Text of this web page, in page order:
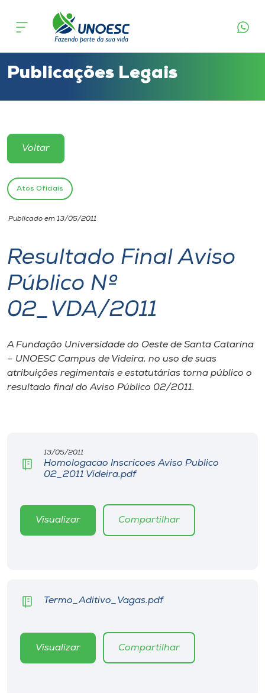
Cursos
Atendimento ao Estudante
Portal de Ensino
Unoesc
Internacionalização
I.nova
Cultura
Editora
Museu
Selecione
Publicações Legais
Voltar
Atos Oficiais
Publicado em 13/05/2011
Resultado Final Aviso
Público Nº
02_VDA/2011
A Fundação Universidade do Oeste de Santa Catarina
– UNOESC Campus de Videira, no uso de suas
atribuições regimentais e estatutárias torna público o
resultado final do Aviso Público 02/2011.
13/05/2011
Homologacao Inscricoes Aviso Publico
02_2011 Videira.pdf
Visualizar Compartilhar
Termo_Aditivo_Vagas.pdf
Visualizar Compartilhar